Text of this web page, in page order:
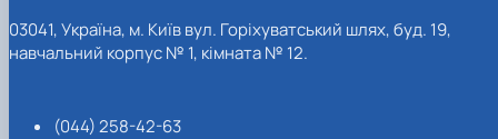
03041, Україна, м. Київ вул. Горіхуватський шлях, буд. 19,
навчальний корпус № 1, кімната № 12.
(044) 258-42-63